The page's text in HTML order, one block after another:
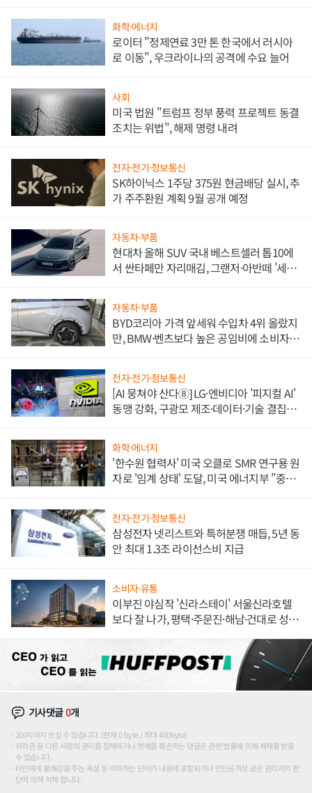
화학·에너지
로이터 "정제연료 3만 톤 한국에서 러시아
로 이동", 우크라이나의 공격에 수요 늘어
사회
미국 법원 "트럼프 정부 풍력 프로젝트 동결
조치는 위법", 해제 명령 내려
전자·전기·정보통신
SK하이닉스 1주당 375원 현금배당 실시, 추
가 주주환원 계획 9월 공개 예정
자동차·부품
현대차 올해 SUV 국내 베스트셀러 톱10에
서 싼타페만 자리매김, 그랜저·아반떼 '세단
자동차·부품
BYD코리아 가격 앞세워 수입차 4위 올랐지
만, BMW·벤츠보다 높은 공임비에 소비자
전자·전기·정보통신
[AI 뭉쳐야 산다⑧] LG·엔비디아 '피지컬 AI'
동맹 강화, 구광모 제조·데이터·기술 결집
화학·에너지
'한수원 협력사' 미국 오클로 SMR 연구용 원
자로 '임계 상태' 도달, 미국 에너지부 "중요
전자·전기·정보통신
삼성전자 넷리스트와 특허분쟁 매듭, 5년 동
안 최대 1.3조 라이선스비 지급
소비자·유통
이부진 야심작 '신라스테이' 서울신라호텔
보다 잘 나가, 평택·주문진·해남·건대로 성
기사댓글0개
200자까지 쓰실 수 있습니다. (현재 0 byte / 최대 400byte)
저작권 등 다른 사람의 권리를 침해하거나 명예를 훼손하는 댓글은 관련 법률에 의해 제재를 받을
수 있습니다.
타인에게 불쾌감을 주는 욕설 등 비하하는 단어가 내용에 포함되거나 인신공격성 글은 관리자의 판
단에 의해 삭제 합니다.